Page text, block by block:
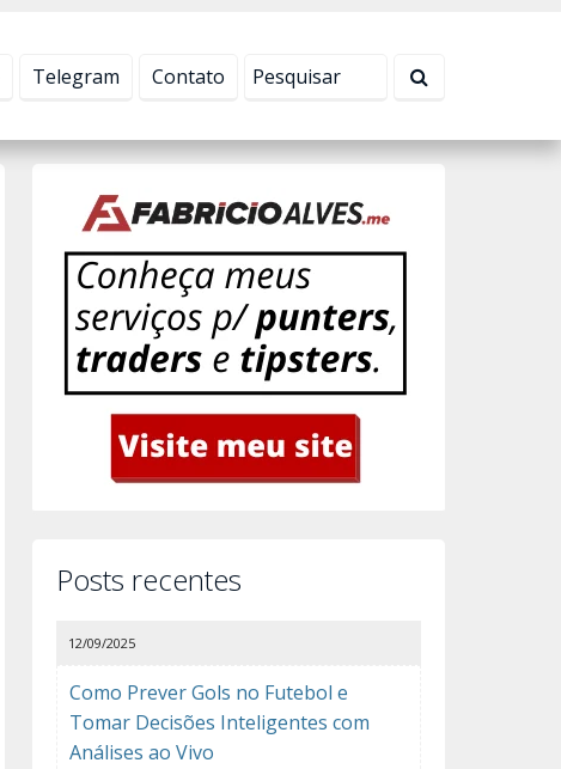
Telegram Contato
Posts recentes
Como Prever Gols no Futebol e
Tomar Decisões Inteligentes com
Análises ao Vivo
12/09/2025